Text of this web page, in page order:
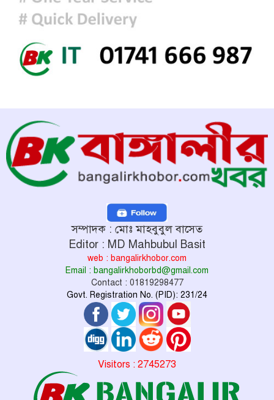
সম্পাদক : মোঃ মাহবুবুল বাসেত
Editor : MD Mahbubul Basit
web : bangalirkhobor.com
Email : bangalirkhoborbd@gmail.com
Contact : 01819298477
Govt. Registration No. (PID): 231/24
Visitors : 2745273